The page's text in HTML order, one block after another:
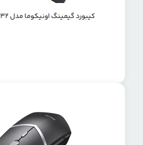
کیبورد گیمینگ اونیکوما مدل ONIKUMA G32